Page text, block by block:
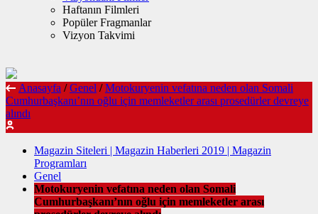
Haftanın Filmleri
Popüler Fragmanlar
Vizyon Takvimi
Anasayfa / Genel / Motokuryenin vefatına neden olan Somali
Cumhurbaşkanı’nın oğlu için memleketler arası prosedürler devreye
alındı
Magazin Siteleri | Magazin Haberleri 2019 | Magazin
Programları
Genel
Motokuryenin vefatına neden olan Somali
Cumhurbaşkanı’nın oğlu için memleketler arası